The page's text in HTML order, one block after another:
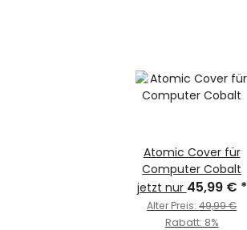
Atomic Cover für
Computer Cobalt
jetzt nur 45,99 € *
Alter Preis:49,99 €
Rabatt: 8%